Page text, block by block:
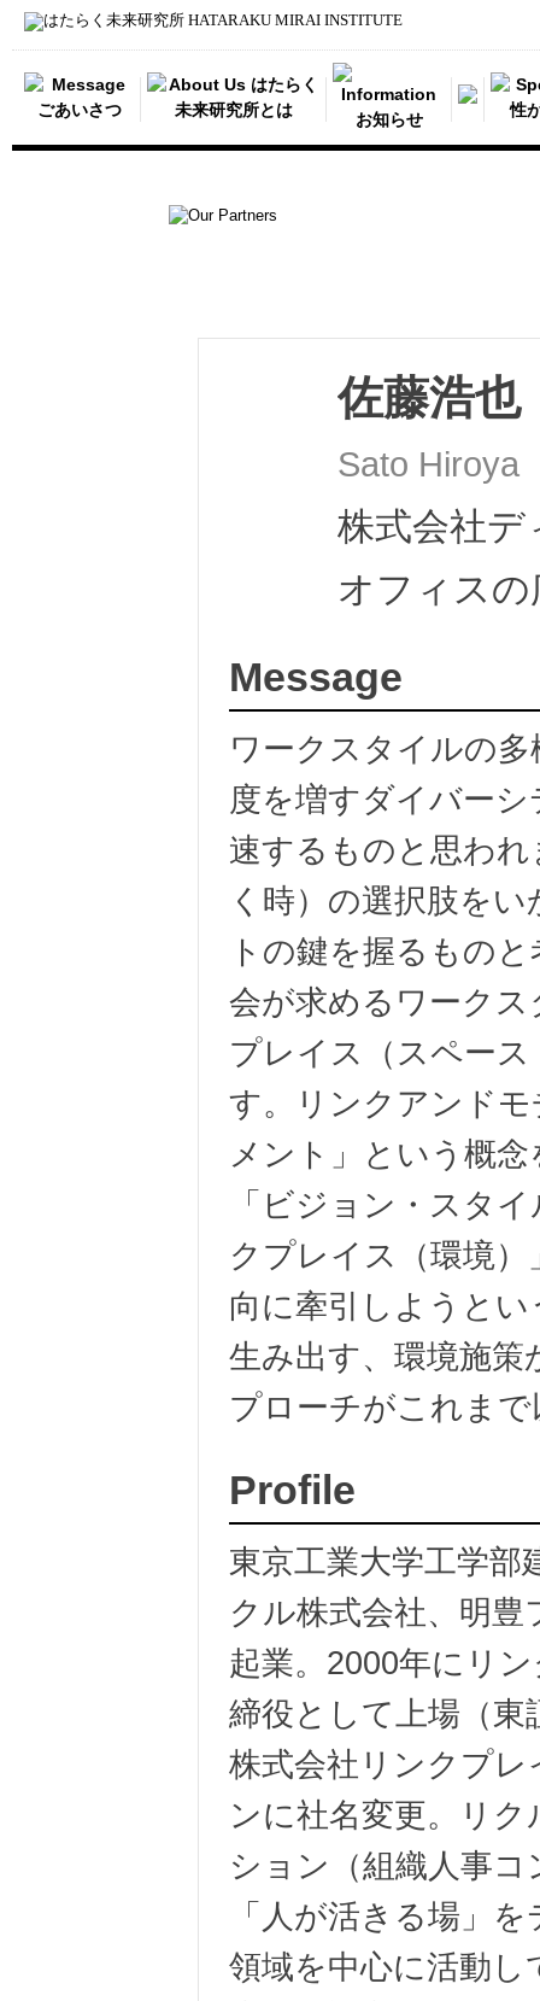
佐藤浩也
Sato Hiroya
株式会社
オフィス
Message
ワークスタイルの
度を増すダイバー
速するものと思わ
く時）の選択肢を
トの鍵を握るもの
会が求めるワーク
プレイス（スペー
す。リンクアンド
メント」という概
「ビジョン・スタ
クプレイス（環境
向に牽引しようと
生み出す、環境施
プローチがこれま
Profile
東京工業大学工学部
クル株式会社、明
起業。2000年にリ
締役として上場（東
株式会社リンクプレ
ンに社名変更。リ
ション（組織人事
「人が活きる場」
領域を中心に活動